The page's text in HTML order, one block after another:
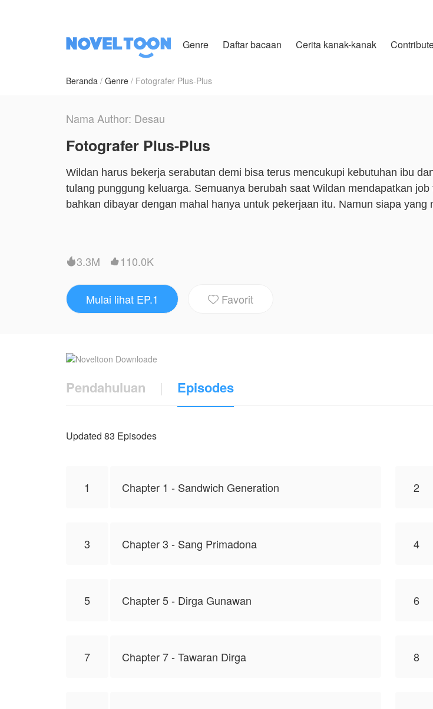
Genre Daftar bacaan Cerita kanak-kanak
Beranda Genre Fotografer Plus-Plus
Nama Author: Desau
Fotografer Plus-Plus
Wildan harus bekerja serabutan demi bisa terus mencukupi kebutuhan ibu
tulang punggung keluarga. Semuanya berubah saat Wildan mendapatkan
bahkan dibayar dengan mahal hanya untuk pekerjaan itu. Namun siapa
Inilah cerita tentang sisi gelap seorang fotografer, serta kehidupannya yang
Karya ini diterbitkan atas izin NovelToon Desau, isi konten hanyalah
NovelToon sendiri
3.3M  110.0K
Mulai lihat EP.1  Favorit
Pendahuluan | Episodes
Updated 83 Episodes
1 Chapter 1 - Sandwich Generation 2
3 Chapter 3 - Sang Primadona 4
5 Chapter 5 - Dirga Gunawan 6
7 Chapter 7 - Tawaran Dirga 8